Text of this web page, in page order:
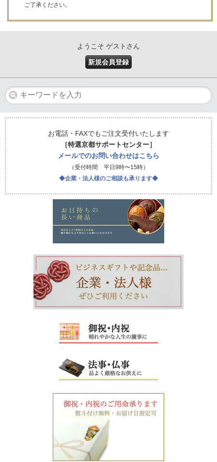
ご了承ください。
ようこそ ゲストさん
新規会員登録
お電話・FAXでもご注文受付いたします
［特選京都サポートセンター］
メールでのお問い合わせはこちら
（受付時間 平日9時〜15時）
◆企業・法人様のご相談も承ります◆